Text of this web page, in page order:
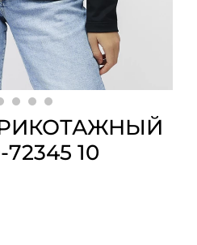
10